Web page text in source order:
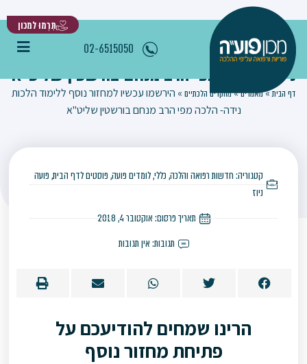
תִּרְמוּ למכון
02-6515050
הירשמו עכשיו למחזור נוסף ללימוד הלכות
נידה- הלכה מפי הרב מנחם בורשטין שליט"א
דף הבית»מאמרים»מחקרים הלכתיים » הירשמו עכשיו למחזור נוסף ללימוד הלכות
נידה- הלכה מפי הרב מנחם בורשטין שליט"א
קטגוריה: חדשות רפואה והלכה, כללי,לומדים פועה, פוסטים לדף הבית, פועה
ניוז
תאריך פרסום:אוקטובר 4, 2018
תגובות: אין תגובות
הרינו שמחים להודיעכם על
פתיחת מחזור נוסף